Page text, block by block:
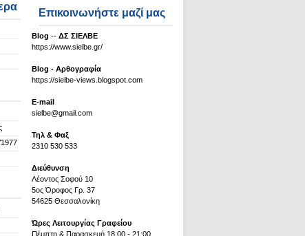
Επικοινωνήστε μαζί μας
Βlog -- ΔΣ ΣΙΕΛΒΕ
https://www.sielbe.gr/
Blog - Αρθογραφία
https://sielbe-views.blogspot.com
Ε-mail
sielbe@gmail.com
Τηλ & Φαξ
2310 530 533
Διεύθυνση
Λέοντος Σοφού 10
5ος Όροφος Γρ. 37
54625 Θεσσαλονίκη
Ώρες Λειτουργίας Γραφείου
Πέμπτη & Παρασκευή 18:00 - 21:00